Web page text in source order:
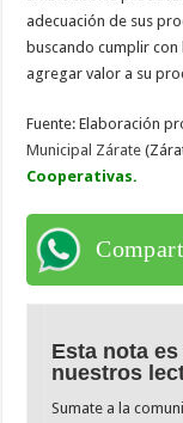
adecuación de sus
buscando cumplir con
agregar valor a su
Fuente: Elaboración
Municipal Zárate
Cooperativas.
Esta nota
nuestros
Sumate a la